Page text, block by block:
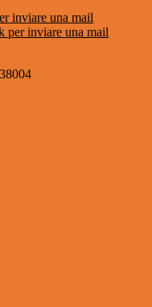
inviare una mail
per inviare una mail